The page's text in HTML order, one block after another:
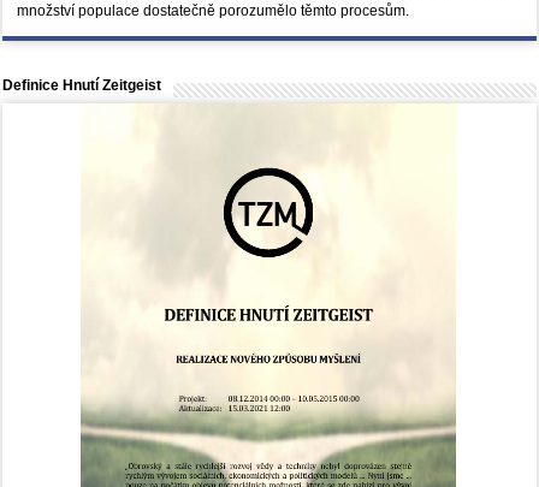
množství populace dostatečně porozumělo těmto procesům.
Definice Hnutí Zeitgeist